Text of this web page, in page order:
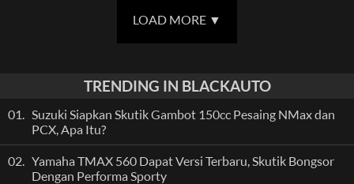
LOAD MORE ▼
TRENDING IN BLACKAUTO
01. Suzuki Siapkan Skutik Gambot 150cc Pesaing NMax dan
PCX, Apa Itu?
02. Yamaha TMAX 560 Dapat Versi Terbaru, Skutik Bongsor
Dengan Performa Sporty